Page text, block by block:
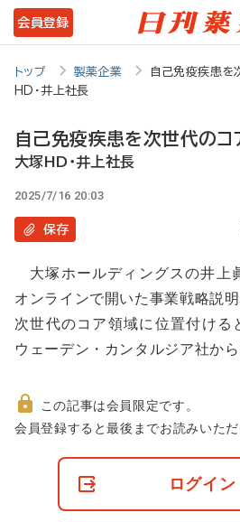
メ
イ
テ
ツ
に
動
会員登録
トップ 製薬企業
自己免疫疾患
HD・井上社長
自己免疫疾患を次世代のコ
大塚HD・井上社長
2025/7/16 20:03
保存
大塚ホールディングスの井上
オンラインで開いた事業戦略説
次世代のコア領域に位置付ける
ウェーデン・カンタルジア社か
非
この記事は会員限定です。
会員登録すると最後までお読みいただ
ログイン